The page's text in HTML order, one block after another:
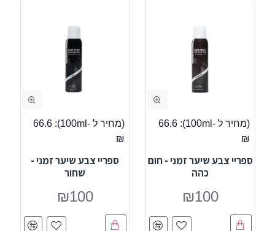
(מחיר ל -100ml):
66.6
₪
ספריי צבע שיער זמני - חום
כהה
₪100
(מחיר ל -100ml):
66.6
₪
ספריי צבע שיער זמני -
שחור
₪100